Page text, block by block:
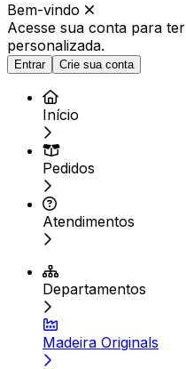
Bem-vindo
Acesse sua conta para ter
personalizada.
Entrar Crie sua conta
Início
Pedidos
Atendimentos
Departamentos
Madeira Originals